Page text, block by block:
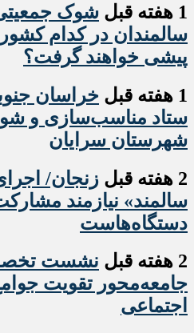
1 هفته قبل
شوک
سالمندان در کدام
پیشی خواهند گرفت؟
1 هفته قبل
خراسان
ستاد مناسب‌سازی و
شهرستان سرایان
2 هفته قبل
زنجان/
سالمند» نیازمند
دستگاه‌هاست
2 هفته قبل
نشست
جامعه‌محور تقویت
اجتماعی